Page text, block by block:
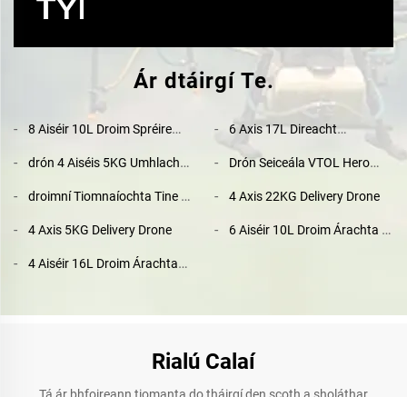
Ár dtáirgí Te.
8 Aiséir 10L Droim Spréire
ón Bhfac
6 Axis 17L Direacht
Dreachaighneachta
Foirceadál Agriculture Drone
le Camara 4K agus GPS
drón 4 Aiséis 5KG Umhlachta
Drón Seiceála VTOL Hero
Theacht agus Iompar
Cruinnithe Gothrom
droimní Tiomnaíochta Tine 6
agus Fliuchtaíochta
Sonraithe
4 Axis 22KG Delivery Drone
4 Axis 5KG Delivery Drone
6 Aiséir 10L Droim Árachta le
4 Aiséir 16L Droim Árachta
Rialú Calaí
Tá ár bhfoireann tiomanta do tháirgí den scoth a sholáthar